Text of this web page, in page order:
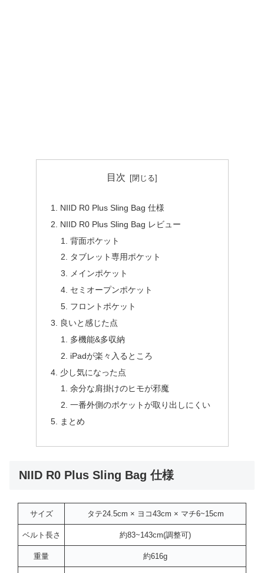
目次
NIID R0 Plus Sling Bag 仕様
NIID R0 Plus Sling Bag レビュー
背面ポケット
タブレット専用ポケット
メインポケット
セミオープンポケット
フロントポケット
良いと感じた点
多機能&多収納
iPadが楽々入るところ
少し気になった点
余分な肩掛けのヒモが邪魔
一番外側のポケットが取り出しにくい
まとめ
NIID R0 Plus Sling Bag 仕様
サイズ タテ24.5cm × ヨコ43cm × マチ6~15cm
ベルト長さ 約83~143cm(調整可)
重量 約616g